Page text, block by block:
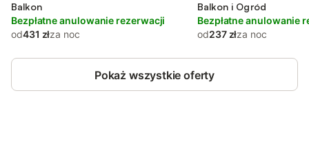
Balkon
Bezpłatne anulowanie rezerwacji
od431 złza noc
Balkon i Ogród
Bezpłatne anulowanie
od237 złza noc
Pokaż wszystkie oferty